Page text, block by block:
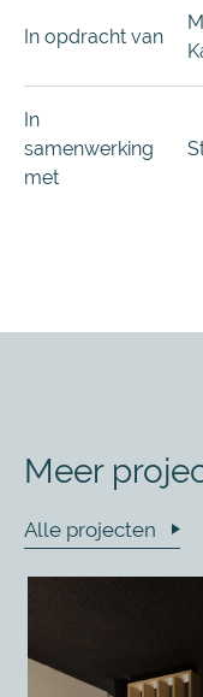
In opdracht van
In
samenwerking
met
Meer
Alle projecten